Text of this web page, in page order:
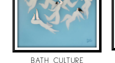
protagonistes de les
gairebé exclusivament
amb l’iconografia
romàntica, com les
l’Ophelia de John
BATH CULTURE